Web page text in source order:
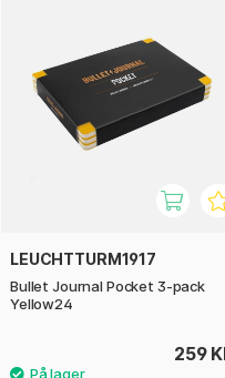
LEUCHTTURM1917
Bullet Journal Pocket 3-pack
Yellow24
259